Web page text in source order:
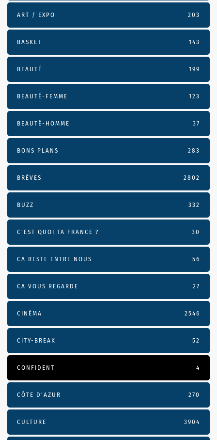
ART / EXPO 203
BASKET 143
BEAUTÉ 199
BEAUTÉ-FEMME 123
BEAUTÉ-HOMME 37
BONS PLANS 283
BRÈVES 2802
BUZZ 332
C'EST QUOI TA FRANCE ? 30
CA RESTE ENTRE NOUS 56
CA VOUS REGARDE 27
CINÉMA 2546
CITY-BREAK 52
CONFIDENT 4
CÔTE D’AZUR 270
CULTURE 3904